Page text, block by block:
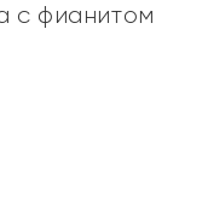
с фианитом